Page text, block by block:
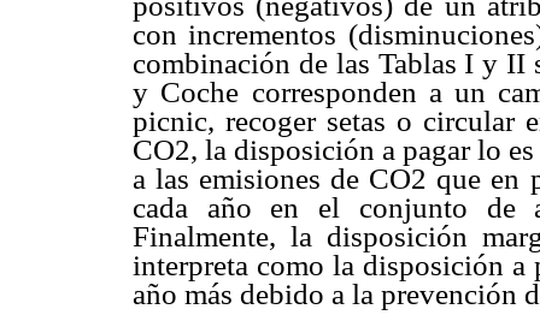
con incrementos
combinación de las Tablas I y II
y Coche corresponden a un
picnic, recoger setas o circular
CO2, la disposición a pagar lo
a las emisiones de CO2 que en
cada año en el conjunto de
Finalmente, la disposición
interpreta como la disposición a
año más debido a la prevención